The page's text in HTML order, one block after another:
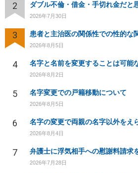
2
2026年7月30日
3 患者と主治医の関係性での性的な
2026年8月5日
4 名字と名前を変更することは可能
2026年8月2日
5 名字変更での戸籍移動について
2026年8月5日
6 名字の変更で両親の名字以外をえ
2026年8月4日
7 弁護士に浮気相手への慰謝料請求
2026年7月28日